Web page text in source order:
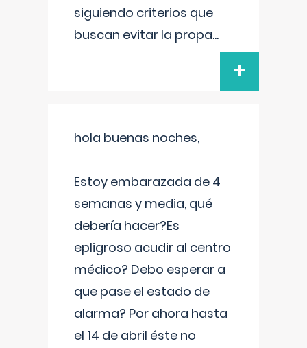
siguiendo criterios que
buscan evitar la propa...
+
hola buenas noches,
Estoy embarazada de 4
semanas y media, qué
debería hacer?Es
epligroso acudir al centro
médico? Debo esperar a
que pase el estado de
alarma? Por ahora hasta
el 14 de abril éste no